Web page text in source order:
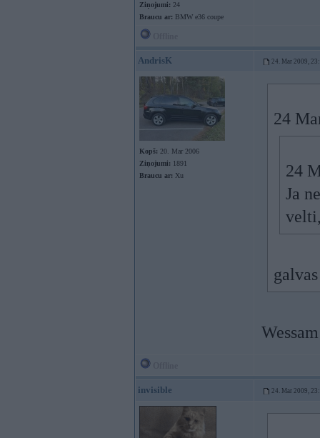
Ziņojumi: 24
Braucu ar: BMW e36 coupe
AndrisK 24. Mar 2009,
Kopš: 20. Mar 2006
Ziņojumi: 1891
Braucu ar: Xu
24
24
Ja
invisible 24. Mar 2009,